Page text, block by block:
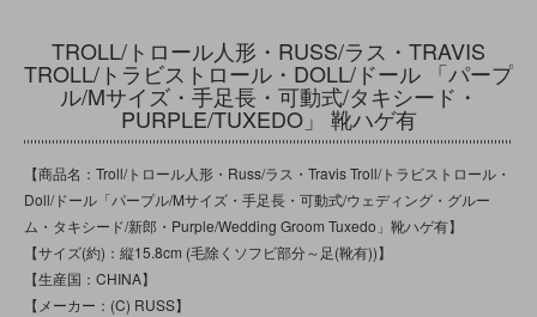
TROLL/トロール人形・RUSS/ラス・TRAVIS
TROLL/トラビストロール・DOLL/ドール 「パープ
ル/Mサイズ・手足長・可動式/タキシード・
PURPLE/TUXEDO」 靴ハゲ有
【商品名：Troll/トロール人形・Russ/ラス・Travis Troll/トラビストロール・
Doll/ドール「パープル/Mサイズ・手足長・可動式/ウェディング・グルー
ム・タキシード/新郎・Purple/Wedding Groom Tuxedo」靴ハゲ有】
【サイズ(約)：縦15.8cm (毛除くソフビ部分～足(靴有))】
【生産国：CHINA】
【メーカー：(C) RUSS】